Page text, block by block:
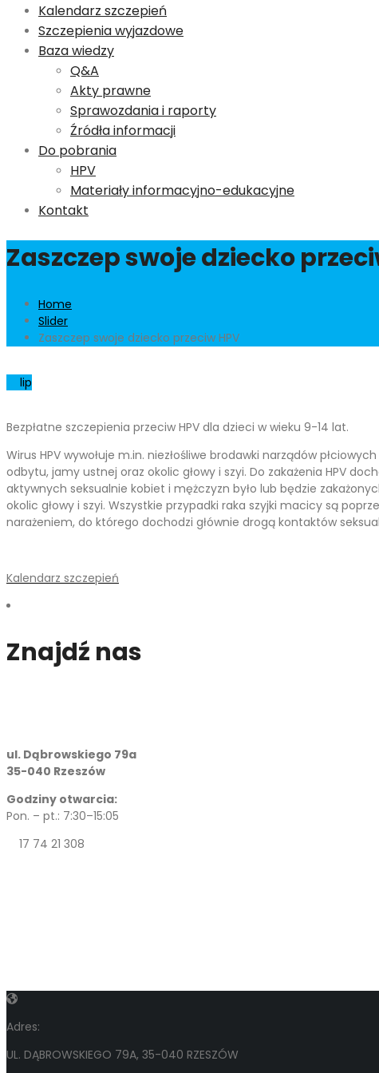
Kalendarz szczepień
Szczepienia wyjazdowe
Baza wiedzy
Q&A
Akty prawne
Sprawozdania i raporty
Źródła informacji
Do pobrania
HPV
Materiały informacyjno-edukacyjne
Kontakt
Zaszczep swoje dziecko
Home
Slider
Zaszczep swoje dziecko przeciw HPV
lip
Bezpłatne szczepienia przeciw HPV dla dzieci w wieku 9-14 lat.
Wirus HPV wywołuje m.in. niezłośliwe brodawki narządów
odbytu, jamy ustnej oraz okolic głowy i szyi. Do zakażenia HPV
aktywnych seksualnie kobiet i mężczyzn było lub będzie
okolic głowy i szyi. Wszystkie przypadki raka szyjki macicy są
narażeniem, do którego dochodzi głównie drogą kontaktów
Kalendarz szczepień
Znajdź nas
ul. Dąbrowskiego 79a
35-040 Rzeszów
Godziny otwarcia:
Pon. – pt.: 7:30–15:05
17 74 21 308
Adres:
UL. DĄBROWSKIEGO 79A, 35-040 RZESZÓW